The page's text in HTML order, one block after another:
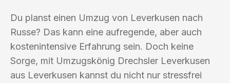
Du planst einen Umzug von Leverkusen nach
Russe? Das kann eine aufregende, aber auch
kostenintensive Erfahrung sein. Doch keine
Sorge, mit Umzugskönig Drechsler Leverkusen
aus Leverkusen kannst du nicht nur stressfrei